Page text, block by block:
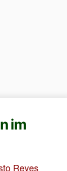
im
Reyes